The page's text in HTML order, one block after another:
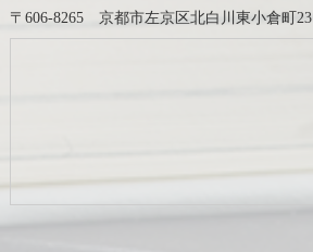
〒606-8265 京都市左京区北白川東小倉町23